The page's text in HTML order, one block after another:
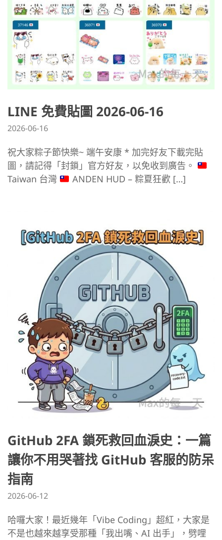
LINE 免費貼圖 2026-06-16
2026-06-16
祝大家粽子節快樂~ 端午安康 * 加完好友下載完貼
圖，請記得「封鎖」官方好友，以免收到廣告。
Taiwan 台灣
ANDEN HUD – 粽夏狂歡 […]
GitHub 2FA 鎖死救回血淚史：一篇
讓你不用哭著找 GitHub 客服的防呆
指南
2026-06-12
哈囉大家！最近幾年「Vibe Coding」超紅，大家是
不是也越來越享受那種「我出嘴、AI 出手」，劈哩